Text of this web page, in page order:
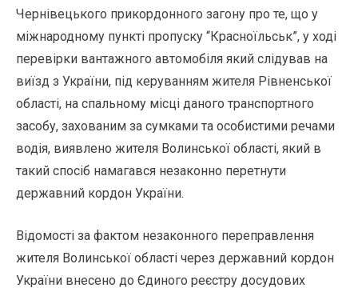
Чернівецького прикордонного загону про те, що у
міжнародному пункті пропуску “Красноїльськ”, у ході
перевірки вантажного автомобіля який слідував на
виїзд з України, під керуванням жителя Рівненської
області, на спальному місці даного транспортного
засобу, захованим за сумками та особистими речами
водія, виявлено жителя Волинської області, який в
такий спосіб намагався незаконно перетнути
державний кордон України.
Відомості за фактом незаконного переправлення
жителя Волинської області через державний кордон
України внесено до Єдиного реєстру досудових